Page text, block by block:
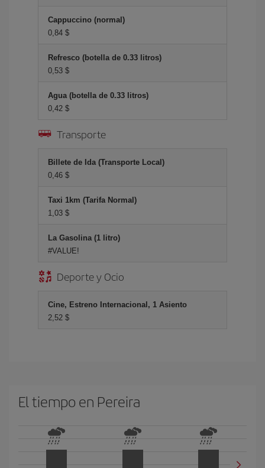
Cappuccino (normal)
0,84 $
Refresco (botella de 0.33 litros)
0,53 $
Agua (botella de 0.33 litros)
0,42 $
Transporte
Billete de Ida (Transporte Local)
0,46 $
Taxi 1km (Tarifa Normal)
1,03 $
La Gasolina (1 litro)
#VALUE!
Deporte y Ocio
Cine, Estreno Internacional, 1 Asiento
2,52 $
El tiempo en Pereira